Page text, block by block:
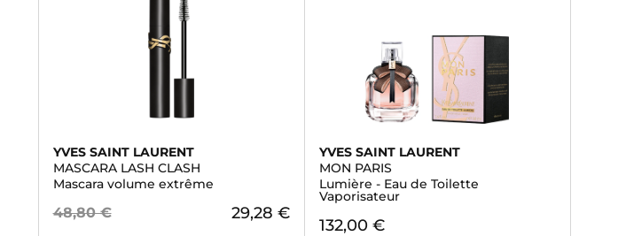
YVES SAINT LAURENT
MASCARA LASH CLASH
Mascara volume extrême
48,80 € 29,28 €
YVES SAINT LAURENT
MON PARIS
Lumière - Eau de Toilette
Vaporisateur
132,00 €